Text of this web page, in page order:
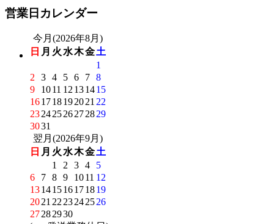
営業日カレンダー
今月(2026年8月)
日 月 火 水木金土
1
2
3 4 5 6 7 8
9
1011 12 131415
161718192021 22
23242526272829
3031
翌月(2026年9月)
日 月 火 水木金土
1
2 3 4
5
6
7 8 9 1011 12
13141516171819
2021 22 23242526
27282930